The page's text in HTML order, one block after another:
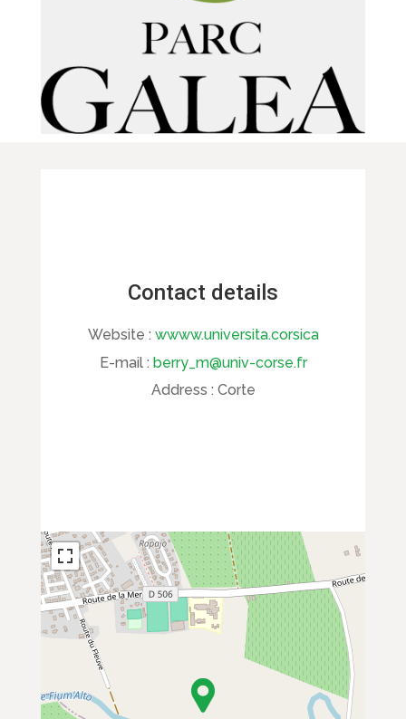
Contact details
Website : wwww.universita.corsica
E-mail : berry_m@univ-corse.fr
Address : Corte